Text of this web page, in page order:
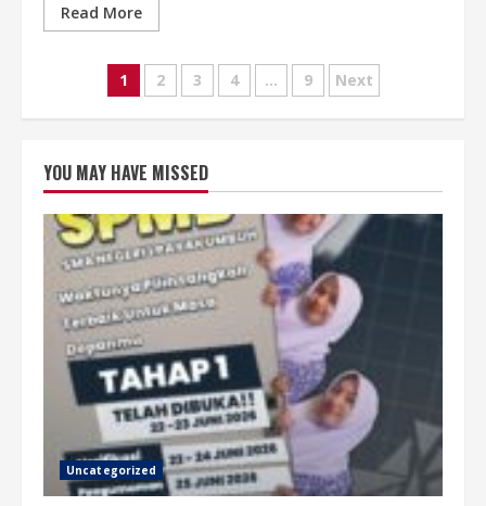
Read More
Posts
pagination
1 2 3 4 … 9 Next
YOU MAY HAVE MISSED
Uncategorized